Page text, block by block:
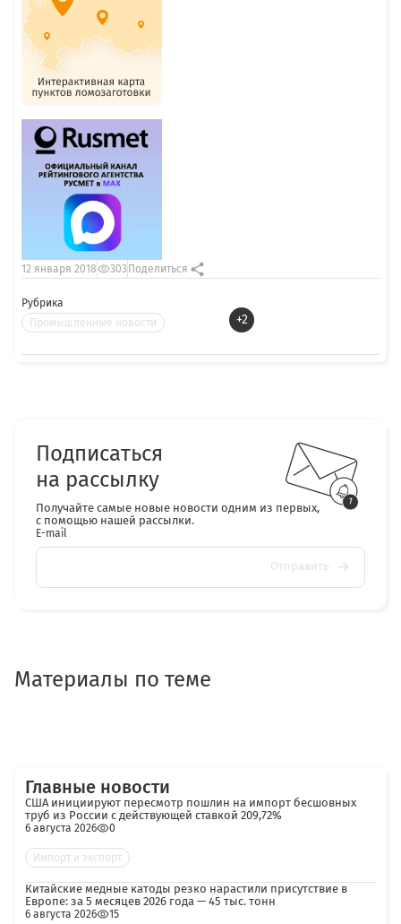
Рубрика
Промышленные новости
+2
12 января 2018 303 Поделиться
Подписаться
на рассылку
Получайте самые новые новости одним из первых,
с помощью нашей рассылки.
E-mail
Отправить
Материалы по теме
Главные новости
США инициируют пересмотр пошлин на импорт бесшовных
труб из России с действующей ставкой 209,72%
6 августа 2026 0
Импорт и экспорт
Китайские медные катоды резко нарастили присутствие в
Европе: за 5 месяцев 2026 года — 45 тыс. тонн
6 августа 2026 15